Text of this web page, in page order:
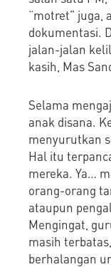
“motret” juga,
dokumentasi.
jalan-jalan
kasih, Mas
Selama
anak disana.
menyurutkan
Hal itu
mereka. Ya…
orang-orang
ataupun
Mengingat,
masih
berhalangan